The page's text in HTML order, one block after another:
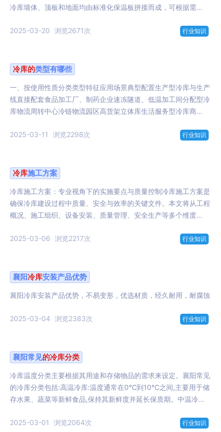
冷库墙体、顶板和地面均由标准化保温板拼接而成，可根据需...
2025-03-20 浏览2671次 行业知识
冷库的类型有哪些
一、按使用性质分类类型特征应用场景典型配置生产型冷库与生产
线直接配套食品加工厂、制药企业速冻隧道、低温加工间分配型冷
库物流周转中心冷链物流园区高货架立体库生活服务型冷库商...
2025-03-11 浏览2298次 行业知识
冷库施工方案
冷库施工方案：专业视角下的实施要点与质量控制冷库施工方案是
确保冷库建设过程中质量、安全与效率的关键文件。本文将从工程
概况、施工组织、设备安装、质量管理、安全生产等多个维度...
2025-03-06 浏览2217次 行业知识
襄阳冷库安装产品优势
襄阳冷库安装产品优势，不易变形，优选材质，经久耐用，耐腐蚀
2025-03-04 浏览2383次 行业知识
襄阳常见的冷库分类
冷库温度分类主要根据其用途和存储物品的需求来设定。襄阳常见
的冷库分类包括:高温冷库:温度通常在0℃到10℃之间,主要用于储
存水果、蔬菜等新鲜食品,保持其新鲜度并延长保质期。中温冷...
2025-03-01 浏览2064次 行业知识